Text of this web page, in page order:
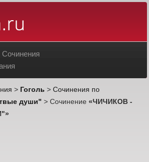
Сочинения
> Гоголь >Сочинения по
души" > Сочинение«ЧИЧИКОВ -